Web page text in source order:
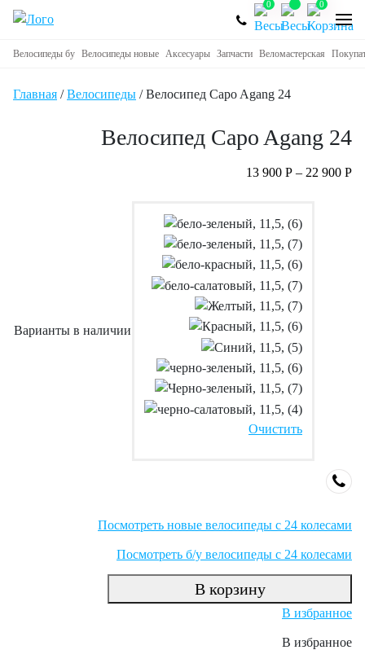
0 0
Велосипеды бу Велосипеды новые Аксесуары Запчасти Веломастерская
Главная /Велосипеды / Велосипед Capo Agang 24
Велосипед Capo Agang 24
13 900 Р – 22 900 Р
Варианты в наличии
Очистить
Посмотреть новые велосипеды с 24 колесами
Посмотреть б/у велосипеды с 24 колесами
В корзину
В избранное
В избранное